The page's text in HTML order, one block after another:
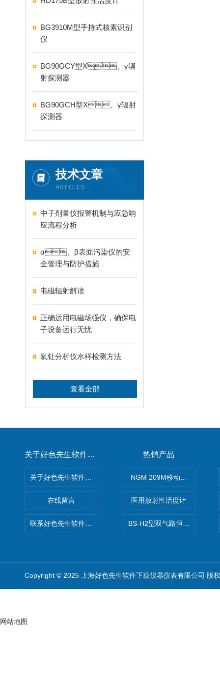
BG3910M型手持式核素识别
仪
BG90GCY型X、γ辐
射探测器
BG90GCH型X、γ辐射
探测器
技术文章
ARTICLES
中子剂量仪报警机制与应急响
应流程分析
α、β表面污染仪的安
全管理与防护措施
电磁辐射解读
正确运用电磁场强仪，确保电
子设备运行无忧
氡钍分析仪水样检测方法
查看全部
关于好色先生软件下载
在线留言
热销产品
NGM 209M移动式惰性气体
医用放射性活度计
BS-H2型双气路恒流大气采样
Copyright © 2025 上海好色先生软件下载仪器仪表有限公司 版
网站地图